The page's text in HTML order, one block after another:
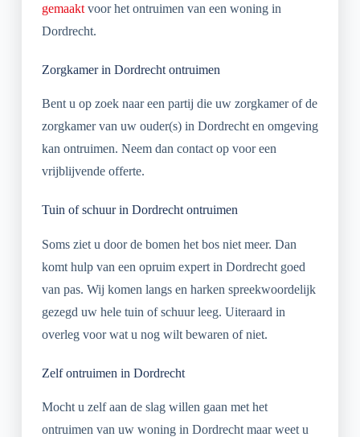
gemaaktvoor het ontruimen van een woning in
Dordrecht.
Zorgkamer in Dordrecht ontruimen​
Bent u op zoek naar een partij die uw zorgkamer of de
zorgkamer van uw ouder(s) in Dordrecht en omgeving
kan ontruimen. Neem dan contact op voor een
vrijblijvende offerte.
Tuin of schuur in Dordrecht ontruimen
Soms ziet u door de bomen het bos niet meer. Dan
komt hulp van een opruim expert in Dordrecht goed
van pas. Wij komen langs en harken spreekwoordelijk
gezegd uw hele tuin of schuur leeg. Uiteraard in
overleg voor wat u nog wilt bewaren of niet.
Zelf ontruimen in Dordrecht
Mocht u zelf aan de slag willen gaan met het
ontruimen van uw woning in Dordrecht maar weet u